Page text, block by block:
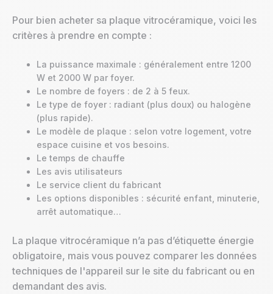
Pour bien acheter sa plaque vitrocéramique, voici les
critères à prendre en compte :
La puissance maximale : généralement entre 1200
W et 2000 W par foyer.
Le nombre de foyers : de 2 à 5 feux.
Le type de foyer : radiant (plus doux) ou halogène
(plus rapide).
Le modèle de plaque : selon votre logement, votre
espace cuisine et vos besoins.
Le temps de chauffe
Les avis utilisateurs
Le service client du fabricant
Les options disponibles : sécurité enfant, minuterie,
arrêt automatique…
La plaque vitrocéramique n’a pas d’étiquette énergie
obligatoire, mais vous pouvez comparer les données
techniques de l'appareil sur le site du fabricant ou en
demandant des avis.